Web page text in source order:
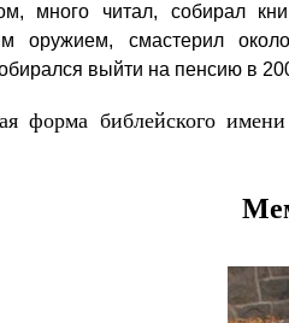
много читал, собирал
оружием, смастерил
выйти на пенсию в
форма библейского